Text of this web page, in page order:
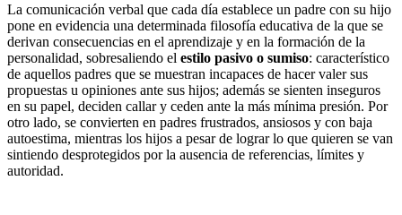
La comunicación verbal que cada día establece un padre con su hijo
pone en evidencia una determinada filosofía educativa de la que se
derivan consecuencias en el aprendizaje y en la formación de la
personalidad, sobresaliendo el estilo pasivo o sumiso: característico
de aquellos padres que se muestran incapaces de hacer valer sus
propuestas u opiniones ante sus hijos; además se sienten inseguros
en su papel, deciden callar y ceden ante la más mínima presión. Por
otro lado, se convierten en padres frustrados, ansiosos y con baja
autoestima, mientras los hijos a pesar de lograr lo que quieren se van
sintiendo desprotegidos por la ausencia de referencias, límites y
autoridad.